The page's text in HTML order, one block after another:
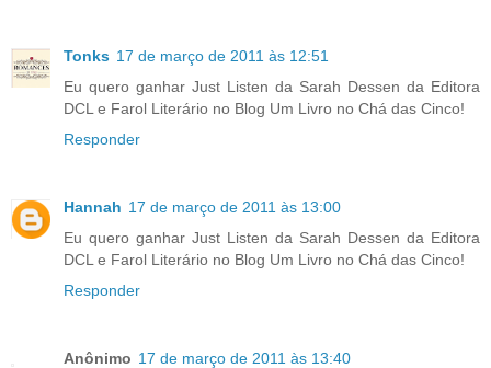
Tonks 17 de março de 2011 às 12:51
Eu quero ganhar Just Listen da Sarah Dessen da Editora
DCL e Farol Literário no Blog Um Livro no Chá das Cinco!
Responder
Hannah 17 de março de 2011 às 13:00
Eu quero ganhar Just Listen da Sarah Dessen da Editora
DCL e Farol Literário no Blog Um Livro no Chá das Cinco!
Responder
Anônimo 17 de março de 2011 às 13:40